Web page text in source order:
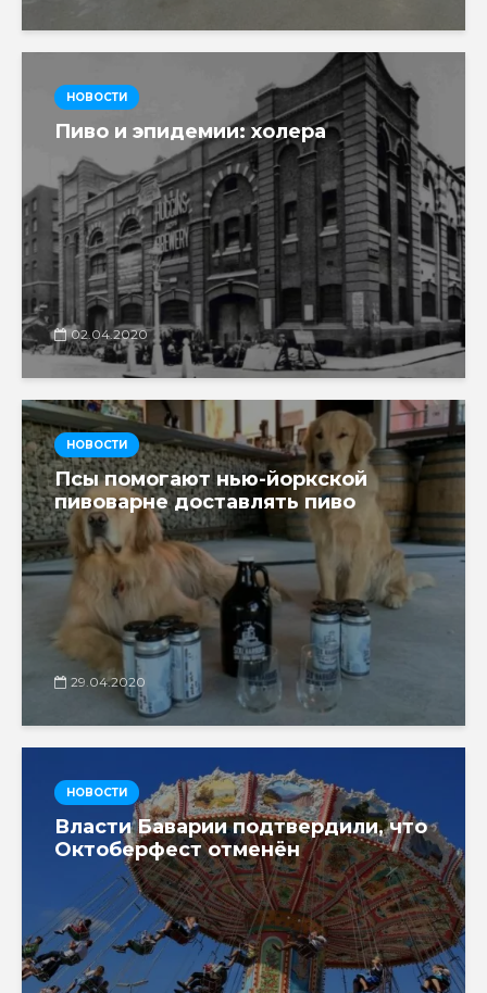
НОВОСТИ
Пиво и эпидемии: холера
02.04.2020
НОВОСТИ
Псы помогают нью-йоркской
пивоварне доставлять пиво
29.04.2020
НОВОСТИ
Власти Баварии подтвердили, что
Октоберфест отменён